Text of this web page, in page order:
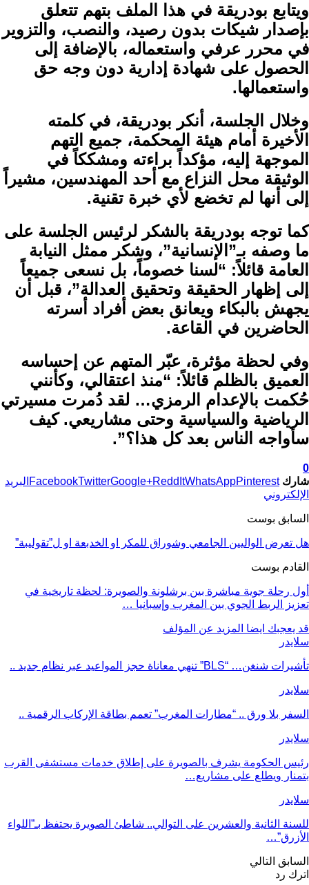
ويتابع بودريقة في هذا الملف بتهم تتعلق
بإصدار شيكات بدون رصيد، والنصب، والتزوير
في محرر عرفي واستعماله، بالإضافة إلى
الحصول على شهادة إدارية دون وجه حق
واستعمالها.
وخلال الجلسة، أنكر بودريقة، في كلمته
الأخيرة أمام هيئة المحكمة، جميع التهم
الموجهة إليه، مؤكداً براءته ومشككاً في
الوثيقة محل النزاع مع أحد المهندسين، مشيراً
إلى أنها لم تخضع لأي خبرة تقنية.
كما توجه بودريقة بالشكر لرئيس الجلسة على
ما وصفه بـ”الإنسانية”، وشكر ممثل النيابة
العامة قائلاً: “لسنا خصوماً، بل نسعى جميعاً
إلى إظهار الحقيقة وتحقيق العدالة”، قبل أن
يجهش بالبكاء ويعانق بعض أفراد أسرته
الحاضرين في القاعة.
وفي لحظة مؤثرة، عبّر المتهم عن إحساسه
العميق بالظلم قائلاً: “منذ اعتقالي، وكأنني
حُكمت بالإعدام الرمزي… لقد دُمرت مسيرتي
الرياضية والسياسية وحتى مشاريعي. كيف
سأواجه الناس بعد كل هذا؟”.
0
شارك
FacebookTwitterGoogle+ReddItWhatsAppPinterest
البريد
الإلكتروني
السابق بوست
هل تعرض الواليين الجامعي وشوراق للمكر او الخدبعة او ل”تقوليبة”
القادم بوست
أول رحلة جوية مباشرة بين برشلونة والصويرة: لحظة تاريخية في
تعزيز الربط الجوي بين المغرب وإسبانيا …
قد يعجبك ايضا المزيد عن المؤلف
سلايدر
تأشيرات شنغن… “BLS” تنهي معاناة حجز المواعيد عبر نظام جديد ..
سلايدر
السفر بلا ورق .. “مطارات المغرب” تعمم بطاقة الإركاب الرقمية ..
سلايدر
رئيس الحكومة يشرف بالصويرة على إطلاق خدمات مستشفى القرب
بتمنار ويطلع على مشاريع…
سلايدر
للسنة الثانية والعشرين على التوالي.. شاطئ الصويرة يحتفظ بـ”اللواء
الأزرق”…
السابق التالي
اترك رد